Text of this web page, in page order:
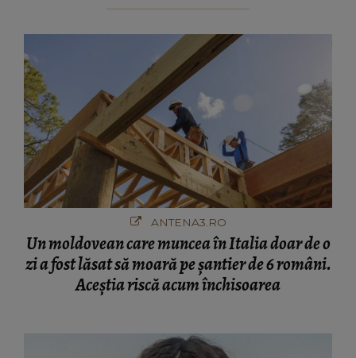
ANTENA3.RO
Un moldovean care muncea în Italia doar de o
zi a fost lăsat să moară pe şantier de 6 români.
Aceștia riscă acum închisoarea